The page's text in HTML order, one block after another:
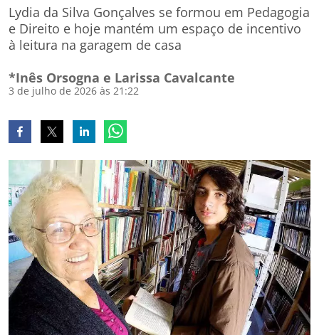
Lydia da Silva Gonçalves se formou em Pedagogia
e Direito e hoje mantém um espaço de incentivo
à leitura na garagem de casa
*Inês Orsogna e Larissa Cavalcante
3 de julho de 2026 às 21:22